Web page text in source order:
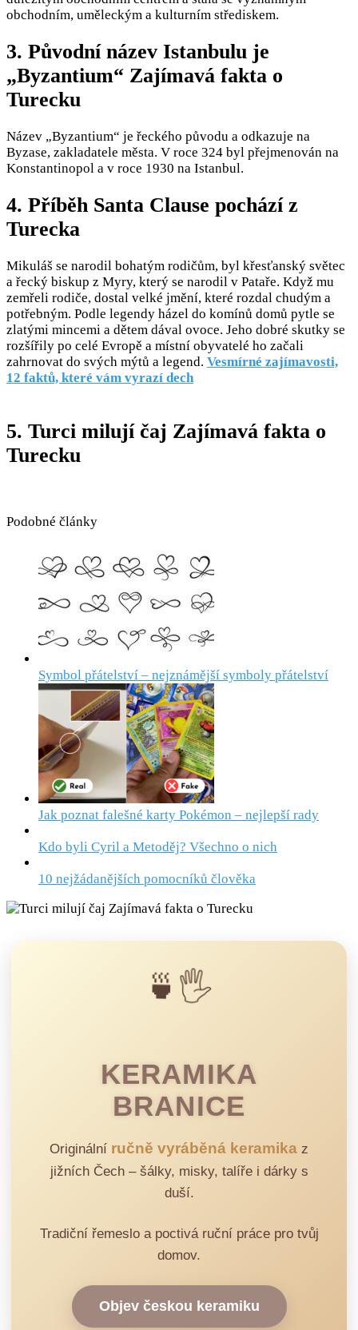
obchodním, uměleckým a kulturním střediskem.
3. Původní název Istanbulu je
„Byzantium“ Zajímavá fakta o
Turecku
Název „Byzantium“ je řeckého původu a odkazuje na
Byzase, zakladatele města. V roce 324 byl přejmenován na
Konstantinopol a v roce 1930 na Istanbul.
4. Příběh Santa Clause pochází z
Turecka
Mikuláš se narodil bohatým rodičům, byl křesťanský světec
a řecký biskup z Myry, který se narodil v Pataře. Když mu
zemřeli rodiče, dostal velké jmění, které rozdal chudým a
potřebným. Podle legendy házel do komínů domů pytle se
zlatými mincemi a dětem dával ovoce. Jeho dobré skutky se
rozšířily po celé Evropě a místní obyvatelé ho začali
zahrnovat do svých mýtů a legend. Vesmírné zajímavosti,
12 faktů, které vám vyrazí dech
5. Turci milují čaj Zajímavá fakta o
Turecku
Podobné články
Symbol přátelství – nejznámější symboly přátelství
Jak poznat falešné karty Pokémon – nejlepší rady
Kdo byli Cyril a Metoděj? Všechno o nich
10 nejžádanějších pomocníků člověka
🍵🖐️
KERAMIKA
BRANICE
Originální ručně vyráběná keramika z
jižních Čech – šálky, misky, talíře i dárky s
duší.
Tradiční řemeslo a poctivá ruční práce pro tvůj
domov.
Objev českou keramiku